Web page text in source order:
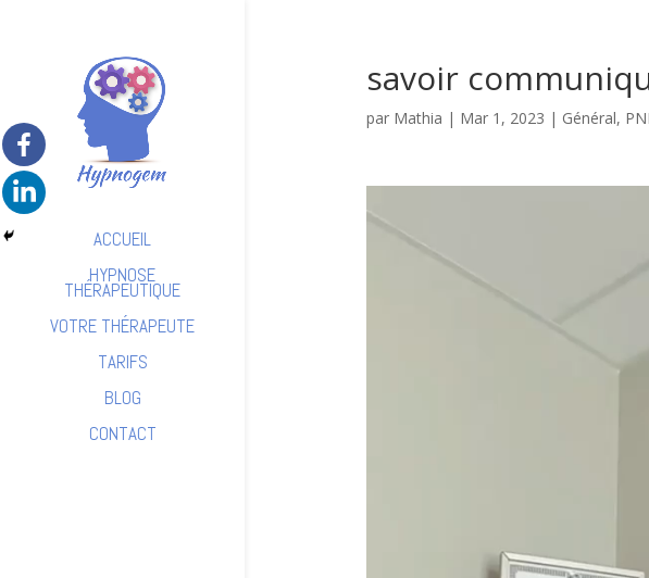
ACCUEIL
HYPNOSE
THÉRAPEUTIQUE
VOTRE THÉRAPEUTE
TARIFS
BLOG
CONTACT
savoir
par Mathia | Mar 1, 2023 | Général,
vidéo